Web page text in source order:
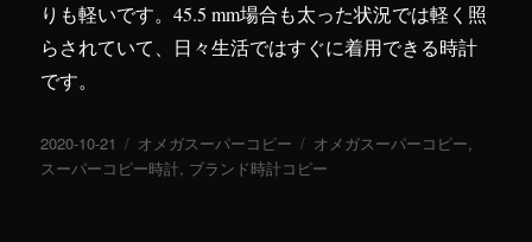
りも軽いです。45.5 mm場合も太った状況では軽く照
らされていて、日々生活ではすぐに着用できる時計
です。
投
稿
2020-10-21
カ
テ
オメガスーパーコピー
タ
グ
オメガスーパーコピー,
スーパーコピー時計, ブランド時計コピー